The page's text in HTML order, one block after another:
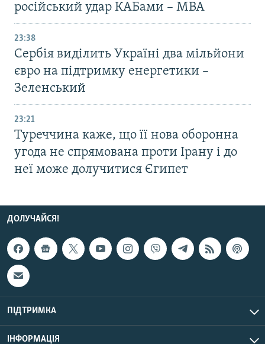
російський удар КАБами – МВА
23:38
Сербія виділить Україні два мільйони
євро на підтримку енергетики –
Зеленський
23:21
Туреччина каже, що її нова оборонна
угода не спрямована проти Ірану і до
неї може долучитися Єгипет
ДОЛУЧАЙСЯ!
ПІДТРИМКА
ІНФОРМАЦІЯ